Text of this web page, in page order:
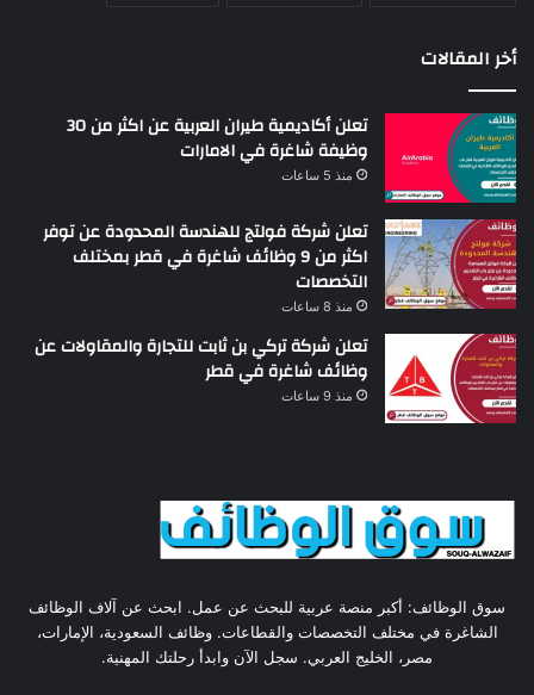
أخر المقالات
تعلن أكاديمية طيران العربية عن اكثر من 30
وظيفة شاغرة في الامارات
منذ 5 ساعات
تعلن شركة فولتج للهندسة المحدودة عن توفر
اكثر من 9 وظائف شاغرة في قطر بمختلف
التخصصات
منذ 8 ساعات
تعلن شركة تركي بن ​​ثابت للتجارة والمقاولات عن
وظائف شاغرة في قطر
منذ 9 ساعات
سوق الوظائف: أكبر منصة عربية للبحث عن عمل. ابحث عن آلاف الوظائف
الشاغرة في مختلف التخصصات والقطاعات. وظائف السعودية، الإمارات،
مصر، الخليج العربي. سجل الآن وابدأ رحلتك المهنية.